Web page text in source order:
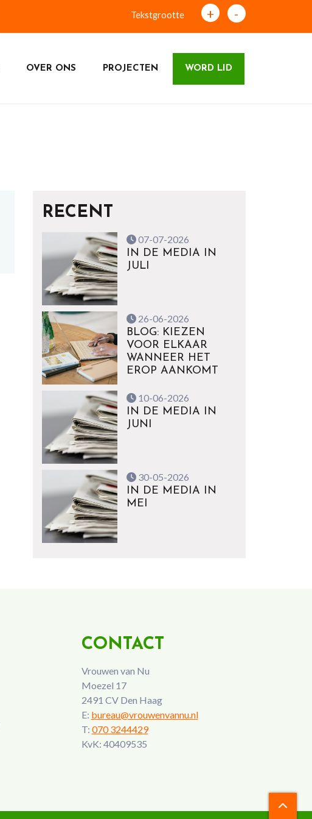
Tekstgrootte + -
OVER ONS PROJECTEN WORD LID
RECENT
07-07-2026
IN DE MEDIA IN
JULI
26-06-2026
BLOG: KIEZEN
VOOR ELKAAR
WANNEER HET
EROP AANKOMT
10-06-2026
IN DE MEDIA IN
JUNI
30-05-2026
IN DE MEDIA IN
MEI
CONTACT
Vrouwen van Nu
Moezel 17
2491 CV Den Haag
E: bureau@vrouwenvannu.nl
T: 070 3244429
KvK: 40409535